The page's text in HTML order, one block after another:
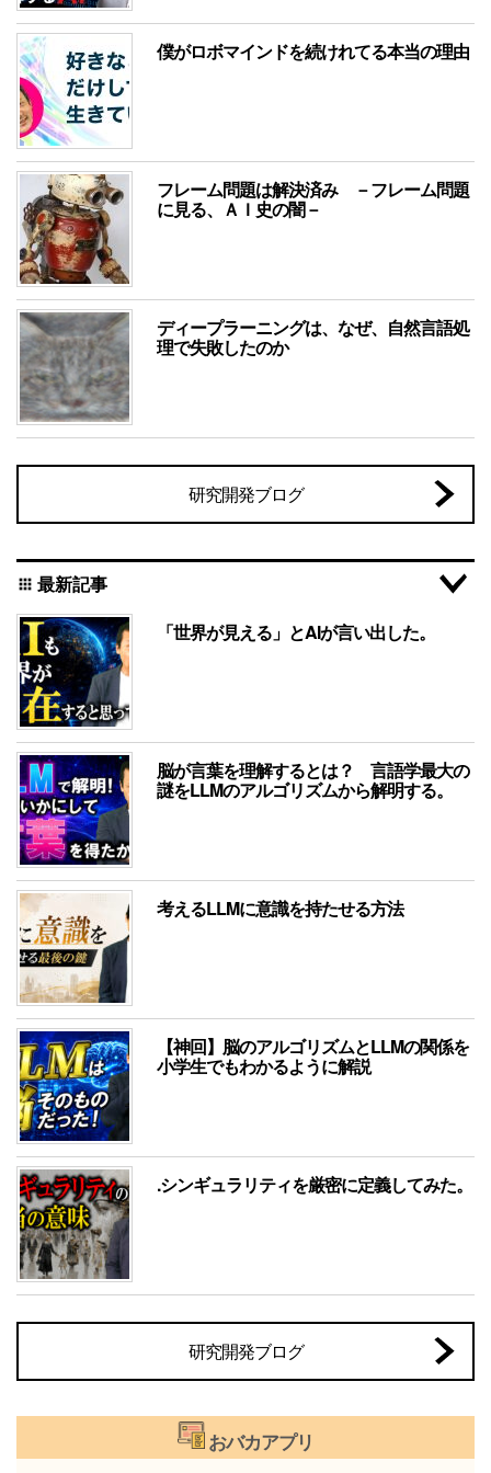
僕がロボマインドを続けれてる本当の理由
フレーム問題は解決済み －フレーム問題
に見る、ＡＩ史の闇－
ディープラーニングは、なぜ、自然言語処
理で失敗したのか
研究開発ブログ
apps 最新記事
「世界が見える」とAIが言い出した。
脳が言葉を理解するとは？ 言語学最大の
謎をLLMのアルゴリズムから解明する。
考えるLLMに意識を持たせる方法
【神回】脳のアルゴリズムとLLMの関係を
小学生でもわかるように解説
.シンギュラリティを厳密に定義してみた。
研究開発ブログ
おバカアプリ